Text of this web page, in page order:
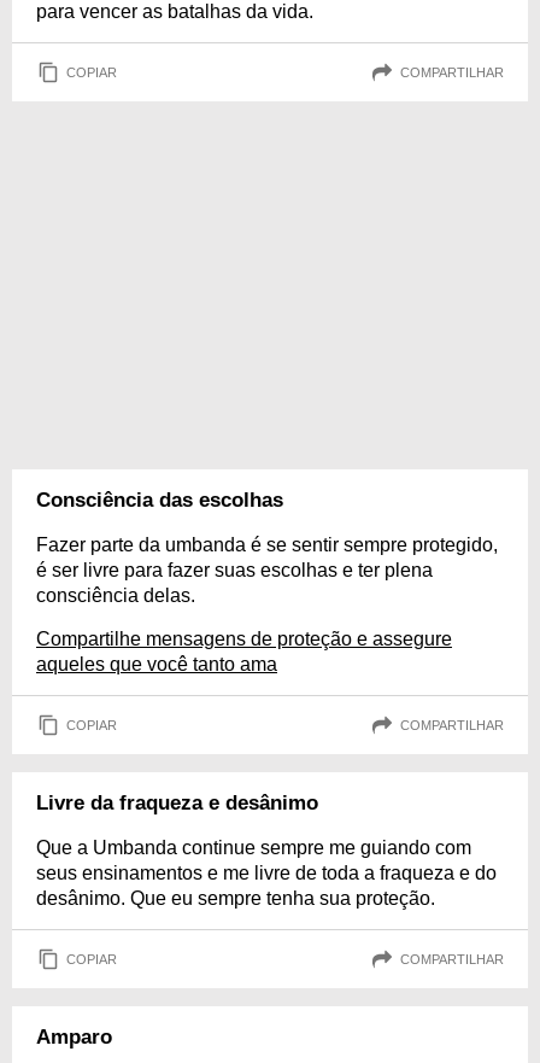
para vencer as batalhas da vida.
COPIAR COMPARTILHAR
Consciência das escolhas
Fazer parte da umbanda é se sentir sempre protegido,
é ser livre para fazer suas escolhas e ter plena
consciência delas.
Compartilhe mensagens de proteção e assegure
aqueles que você tanto ama
COPIAR COMPARTILHAR
Livre da fraqueza e desânimo
Que a Umbanda continue sempre me guiando com
seus ensinamentos e me livre de toda a fraqueza e do
desânimo. Que eu sempre tenha sua proteção.
COPIAR COMPARTILHAR
Amparo